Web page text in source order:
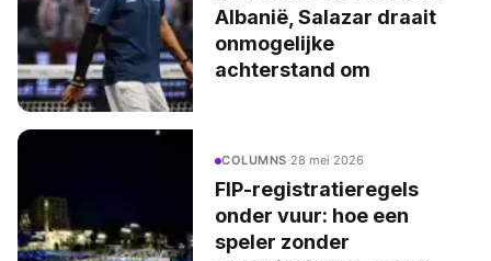
Albanië, Salazar draait
onmogelijke
achterstand om
COLUMNS·28 mei 2026
FIP-registratieregels
onder vuur: hoe een
speler zonder